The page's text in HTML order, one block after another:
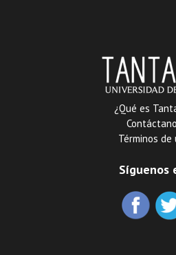
¿Qué es
Términos de
Síguenos